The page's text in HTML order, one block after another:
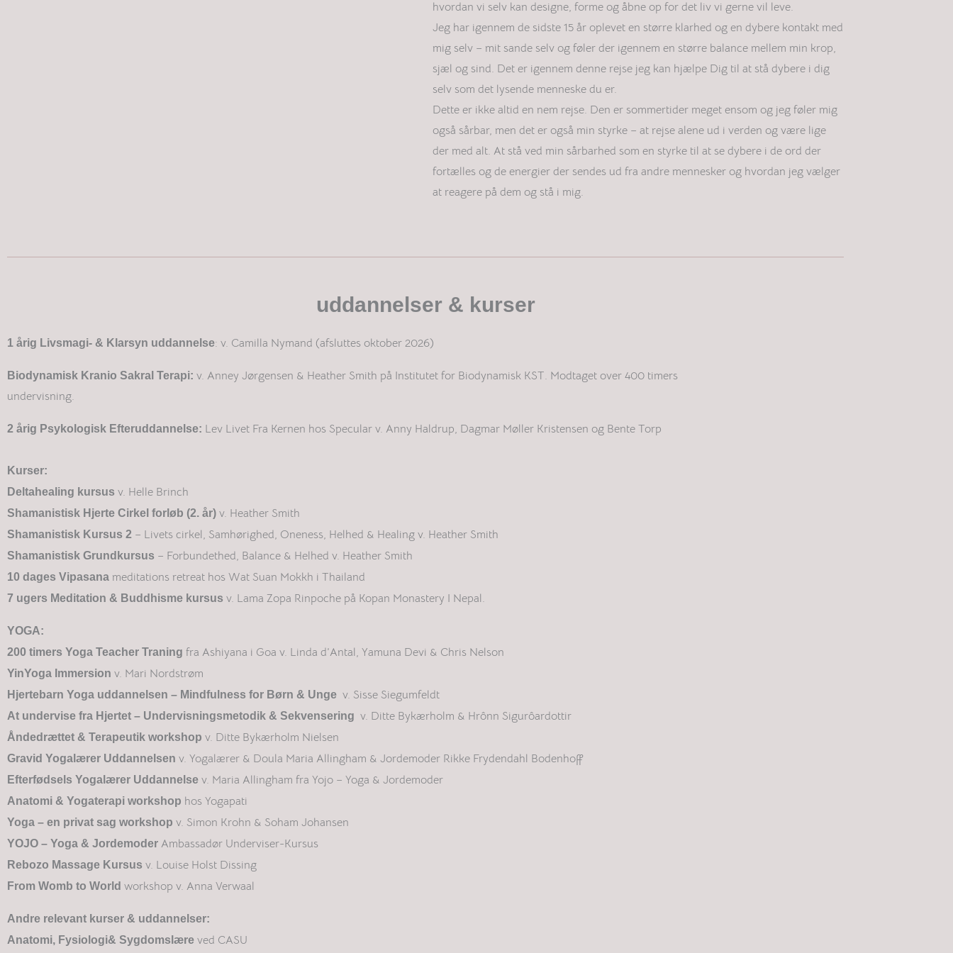
hvordan vi selv kan designe, forme og åbne op for det liv vi gerne vil leve.
Jeg har igennem de sidste 15 år oplevet en større klarhed og en dybere kontakt med
mig selv – mit sande selv og føler der igennem en større balance mellem min krop,
sjæl og sind. Det er igennem denne rejse jeg kan hjælpe Dig til at stå dybere i dig
selv som det lysende menneske du er.
Dette er ikke altid en nem rejse. Den er sommertider meget ensom og jeg føler mig
også sårbar, men det er også min styrke – at rejse alene ud i verden og være lige
der med alt. At stå ved min sårbarhed som en styrke til at se dybere i de ord der
fortælles og de energier der sendes ud fra andre mennesker og hvordan jeg vælger
at reagere på dem og stå i mig.
uddannelser & kurser
1 årig Livsmagi- & Klarsyn uddannelse: v. Camilla Nymand (afsluttes oktober 2026)
Biodynamisk Kranio Sakral Terapi: v. Anney Jørgensen & Heather Smith på Institutet for Biodynamisk KST. Modtaget over 400 timers
undervisning.
2 årig Psykologisk Efteruddannelse: Lev Livet Fra Kernen hos Specular v. Anny Haldrup, Dagmar Møller Kristensen og Bente Torp
Kurser:
Deltahealing kursus v. Helle Brinch
Shamanistisk Hjerte Cirkel forløb (2. år) v. Heather Smith
Shamanistisk Kursus 2 – Livets cirkel, Samhørighed, Oneness, Helhed & Healing v. Heather Smith
Shamanistisk Grundkursus – Forbundethed, Balance & Helhed v. Heather Smith
10 dages Vipasana meditations retreat hos Wat Suan Mokkh i Thailand
7 ugers Meditation & Buddhisme kursus v. Lama Zopa Rinpoche på Kopan Monastery I Nepal.
YOGA:
200 timers Yoga Teacher Traning fra Ashiyana i Goa v. Linda d’Antal, Yamuna Devi & Chris Nelson
YinYoga Immersion v. Mari Nordstrøm
Hjertebarn Yoga uddannelsen – Mindfulness for Børn & Unge v. Sisse Siegumfeldt
At undervise fra Hjertet – Undervisningsmetodik & Sekvensering v. Ditte Bykærholm & Hrônn Sigurôardottir
Åndedrættet & Terapeutik workshop v. Ditte Bykærholm Nielsen
Gravid Yogalærer Uddannelsen v. Yogalærer & Doula Maria Allingham & Jordemoder Rikke Frydendahl Bodenhoff
Efterfødsels Yogalærer Uddannelse v. Maria Allingham fra Yojo – Yoga & Jordemoder
Anatomi & Yogaterapi workshop hos Yogapati
Yoga – en privat sag workshop v. Simon Krohn & Soham Johansen
YOJO – Yoga & Jordemoder Ambassadør Underviser-Kursus
Rebozo Massage Kursus v. Louise Holst Dissing
From Womb to World workshop v. Anna Verwaal
Andre relevant kurser & uddannelser:
Anatomi, Fysiologi& Sygdomslære ved CASU